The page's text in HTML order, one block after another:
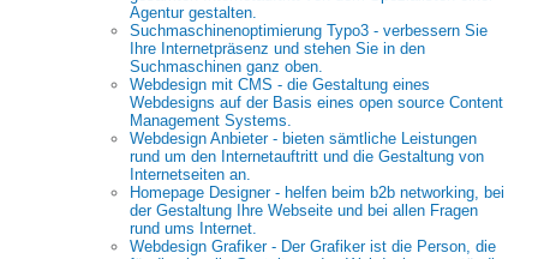
Agentur gestalten.
Suchmaschinenoptimierung Typo3 - verbessern Sie
Ihre Internetpräsenz und stehen Sie in den
Suchmaschinen ganz oben.
Webdesign mit CMS - die Gestaltung eines
Webdesigns auf der Basis eines open source Content
Management Systems.
Webdesign Anbieter - bieten sämtliche Leistungen
rund um den Internetauftritt und die Gestaltung von
Internetseiten an.
Homepage Designer - helfen beim b2b networking, bei
der Gestaltung Ihre Webseite und bei allen Fragen
rund ums Internet.
Webdesign Grafiker - Der Grafiker ist die Person, die